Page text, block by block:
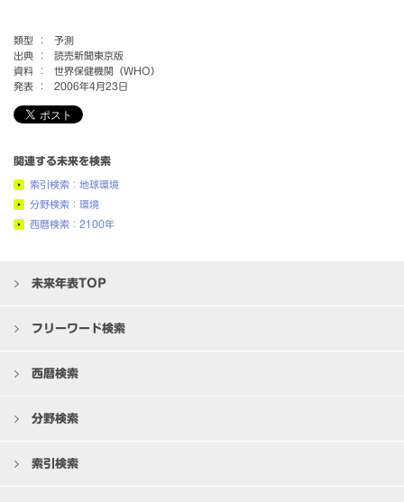
類型 ：
予測
出典 ：
読売新聞東京版
資料 ：
世界保健機関（WHO）
発表 ：
2006年4月23日
関連する未来を検索
索引検索：地球環境
分野検索：環境
西暦検索：2100年
未来年表TOP
フリーワード検索
西暦検索
分野検索
索引検索